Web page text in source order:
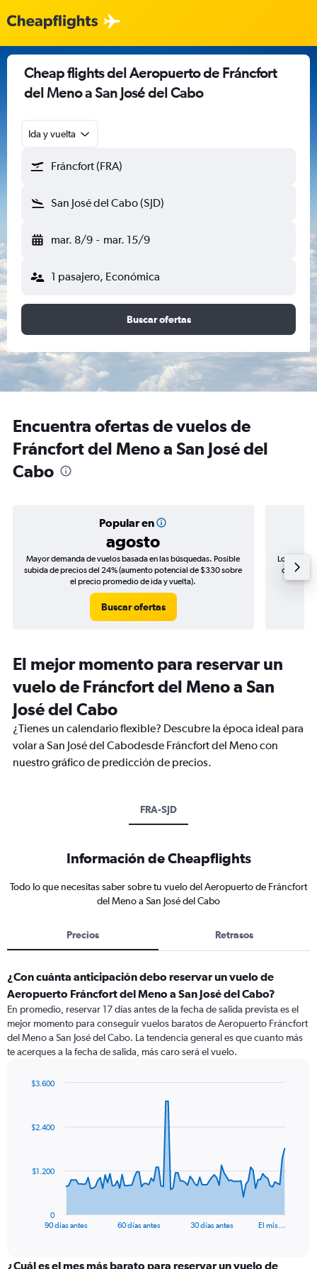
Cheap flights del Aeropuerto de Fráncfort
del Meno a San José del Cabo
Ida y vuelta
Fráncfort (FRA)
San José del Cabo (SJD)
mar. 8/9 - mar. 15/9
1 pasajero, Económica
Buscar ofertas
Encuentra ofertas de vuelos de
Fráncfort del Meno a San José del
Cabo
Popular en
agosto
Mayor demanda de vuelos basada en las búsquedas. Posible
subida de precios del 24% (aumento potencial de $330 sobre
el precio promedio de ida y vuelta).
Buscar ofertas
Los
de
El mejor momento para reservar un
vuelo de Fráncfort del Meno a San
José del Cabo
¿Tienes un calendario flexible? Descubre la época ideal para
volar a San José del Cabodesde Fráncfort del Meno con
nuestro gráfico de predicción de precios.
FRA-SJD
Información de Cheapflights
Todo lo que necesitas saber sobre tu vuelo del Aeropuerto de Fráncfort
del Meno a San José del Cabo
Precios Retrasos
¿Con cuánta anticipación debo reservar un vuelo de
Aeropuerto Fráncfort del Meno a San José del Cabo?
En promedio, reservar 17 días antes de la fecha de salida prevista es el
mejor momento para conseguir vuelos baratos de Aeropuerto Fráncfort
del Meno a San José del Cabo. La tendencia general es que cuanto más
te acerques a la fecha de salida, más caro será el vuelo.
data
The
categories.
90 días antes 60 días antes 30 días antes El mis…
0
$1.200
$2.400
$3.600
¿Cuál es el mes más barato para reservar un vuelo de